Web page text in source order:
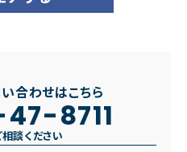
合わせはこちら
8711
談ください